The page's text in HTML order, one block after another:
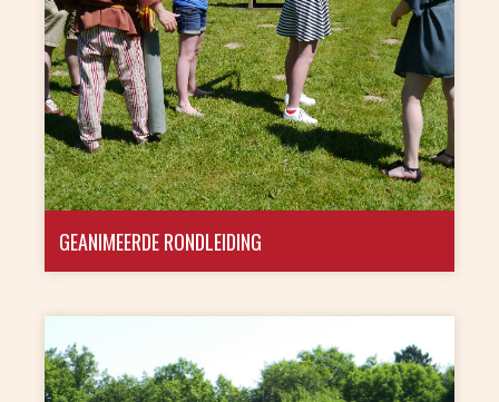
GEANIMEERDE RONDLEIDING